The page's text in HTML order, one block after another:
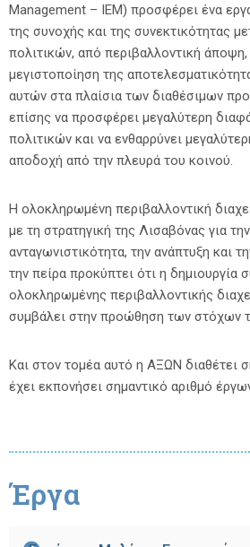
Management – ΙΕΜ) προσφέρει ένα
της συνοχής και της συνεκτικότητας
πολιτικών, από περιβαλλοντική άποψη,
μεγιστοποίηση της
αυτών στα πλαίσια των διαθέσιμων
επίσης να προσφέρει μεγαλύτερη
πολιτικών και να ενθαρρύνει
αποδοχή από την πλευρά του κοινού.
Η ολοκληρωμένη περιβαλλοντική
με τη στρατηγική της Λισαβόνας για
ανταγωνιστικότητα, την ανάπτυξη και
την πείρα προκύπτει ότι η δημιουργία
ολοκληρωμένης περιβαλλοντικής
συμβάλει στην προώθηση των στόχων
Και στον τομέα αυτό η ΑΞΩΝ διαθέτει
έχει εκπονήσει σημαντικό αριθμό
Έργα